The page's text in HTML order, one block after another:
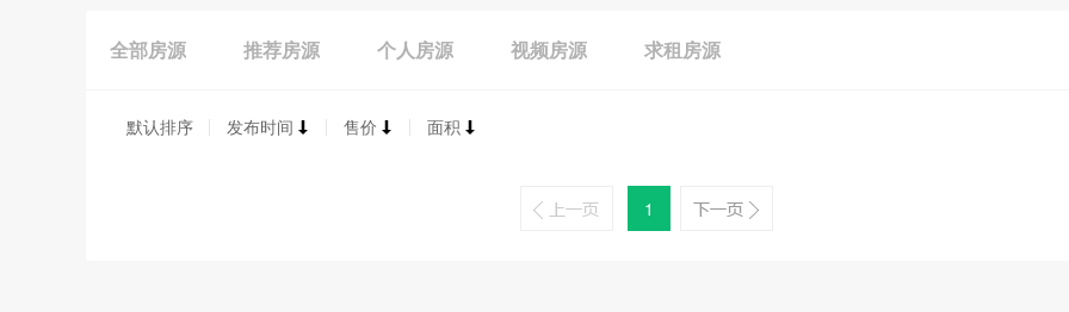
全部房源 推荐房源 个人房源 视频房源 求租房源
默认排序 发布时间 售价 面积
1